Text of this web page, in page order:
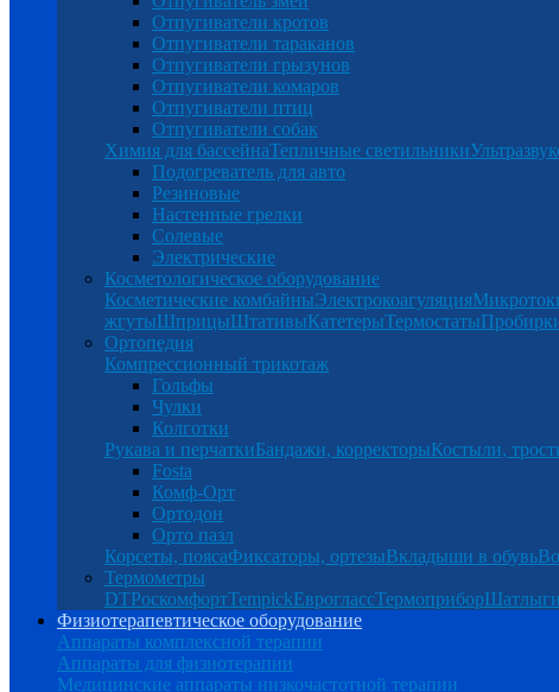
Отпугиватели кротов
Отпугиватели тараканов
Отпугиватели грызунов
Отпугиватели комаров
Отпугиватели птиц
Отпугиватели собак
Химия для бассейнаТепличные светильники
Подогреватель для авто
Резиновые
Настенные грелки
Солевые
Электрические
Косметологическое оборудование
Косметические комбайныЭлектрокоагуляция
жгутыШприцыШтативыКатетерыТермостаты
Ортопедия
Компрессионный трикотаж
Гольфы
Чулки
Колготки
Рукава и перчаткиБандажи, корректорыКостыли,
Fosta
Комф-Орт
Ортодон
Орто пазл
Корсеты, поясаФиксаторы, ортезыВкладыши в обувь
Термометры
DTРоскомфортTempickЕвроглассТермоприбор
Физиотерапевтическое оборудование
Аппараты комплексной терапии
Аппараты для физиотерапии
Медицинские аппараты низкочастотной терапии